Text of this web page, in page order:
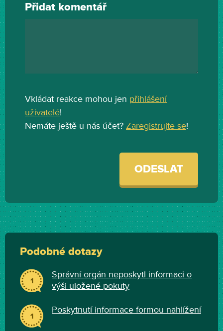
Přidat komentář
Vkládat reakce mohou jen přihlášení
uživatelé!
Nemáte ještě u nás účet? Zaregistrujte se!
ODESLAT
Podobné dotazy
1
Správní orgán neposkytl informaci o
výši uložené pokuty
1
Poskytnutí informace formou nahlížení